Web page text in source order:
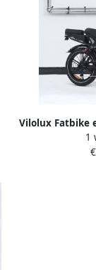
Vilolux Fatbike
Achterzit
fatbikes 2 Jaar
1